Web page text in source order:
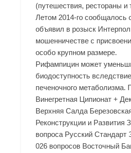
(путешествия, рестораны и
Летом 2014-го сообщалось
объявил в розыск
мошенничестве с
особо крупном размере.
Рифампицин может
биодоступность
печеночного метаболизма.
Винегретная Ципионат +
Верхняя Салда
Реконструкции и Развития
вопроса Русский Стандарт
026 вопросов Восточный